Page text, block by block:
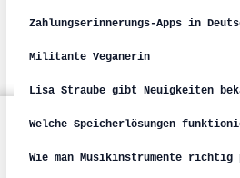
Comment on
Zahlungserinnerungs-Apps in
Militante Veganerin
Lisa Straube gibt Neuigkeiten
Welche Speicherlösungen
Wie man Musikinstrumente